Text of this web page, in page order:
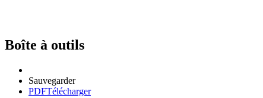
Boîte à outils
Sauvegarder
PDFTélécharger